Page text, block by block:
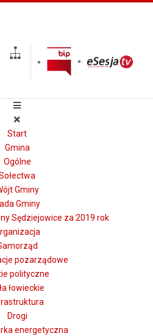
Start
Gmina
Ogólne
Gminy
Gminy
Sędziejowice za 2019 rok
pozarządowe
polityczne
łowieckie
Drogi
energetyczna